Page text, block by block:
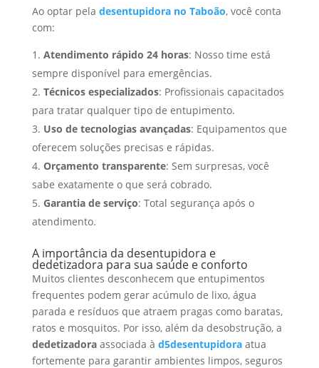
Ao optar pela desentupidora no Taboão, você conta
com:
Atendimento rápido 24 horas: Nosso time está
sempre disponível para emergências.
Técnicos especializados: Profissionais capacitados
para tratar qualquer tipo de entupimento.
Uso de tecnologias avançadas: Equipamentos que
oferecem soluções precisas e rápidas.
Orçamento transparente: Sem surpresas, você
sabe exatamente o que será cobrado.
Garantia de serviço: Total segurança após o
atendimento.
A importância da desentupidora e
dedetizadora para sua saúde e conforto
Muitos clientes desconhecem que entupimentos
frequentes podem gerar acúmulo de lixo, água
parada e resíduos que atraem pragas como baratas,
ratos e mosquitos. Por isso, além da desobstrução, a
dedetizadoraassociada à d5desentupidoraatua
fortemente para garantir ambientes limpos, seguros